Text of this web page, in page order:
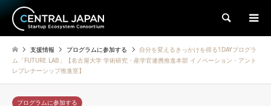
検索
支援情報 プログラムに参加する
自分を変えるきっかけを得る1DAYプログラ
ム「FUTURE LAB」【名古屋大学 学術研究・産学官連携推進本部 イノベーション・アント
レプレナーシップ推進室】
プログラムに参加する